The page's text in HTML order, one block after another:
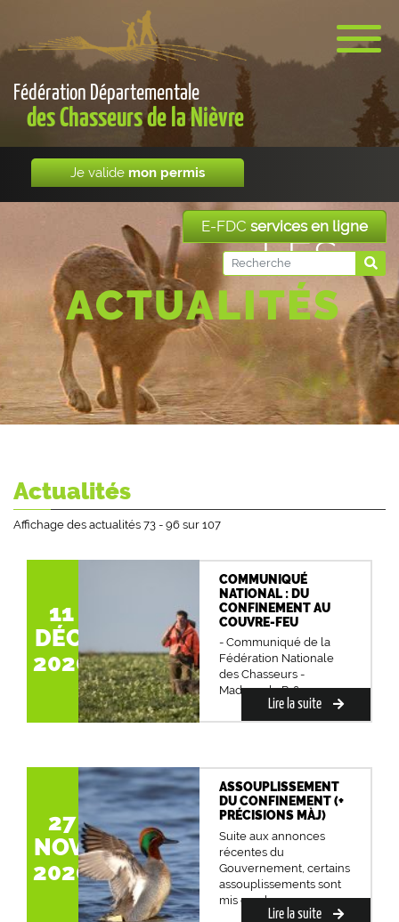
Je valide mon permis
Fédération Départementale
des Chasseurs de la Nièvre
E-FDCservices en ligne
LES
ACTUALITÉS
Actualités
Affichage des actualités 73 - 96 sur 107
11
DÉC.
2020
COMMUNIQUÉ
NATIONAL : DU
CONFINEMENT AU
COUVRE-FEU
- Communiqué de la
Fédération Nationale
des Chasseurs -
Madame la Pr&ea...
Lire la suite
27
NOV.
2020
ASSOUPLISSEMENT
DU CONFINEMENT (+
PRÉCISIONS MÀJ)
Suite aux annonces
récentes du
Gouvernement, certains
assouplissements sont
mis en place concerna...
Lire la suite